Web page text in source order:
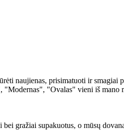
naujienas, prisimatuoti ir smagiai
"Ovalas" vieni iš mano
gražiai supakuotus, o mūsų